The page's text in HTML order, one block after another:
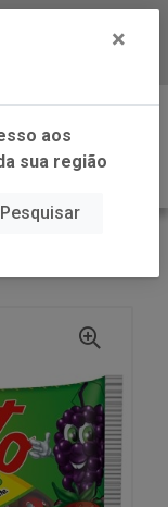
já nosso APP
0
×
aos
sua região
Pesquisar